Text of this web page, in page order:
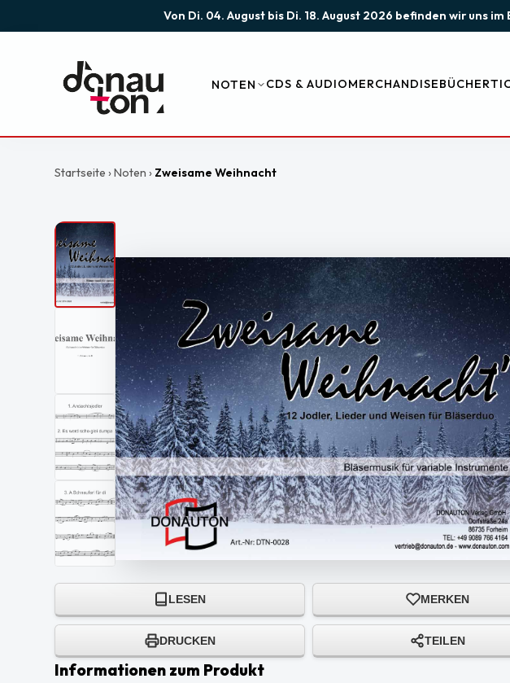
Von Di. 04. August bis Di. 18. August 2026 befinden wir uns
NOTEN CDS & AUDIOMERCHANDISEBÜCHER
Startseite ›Noten › Zweisame Weihnacht
LESEN MERKEN
DRUCKEN TEILEN
Informationen zum Produkt